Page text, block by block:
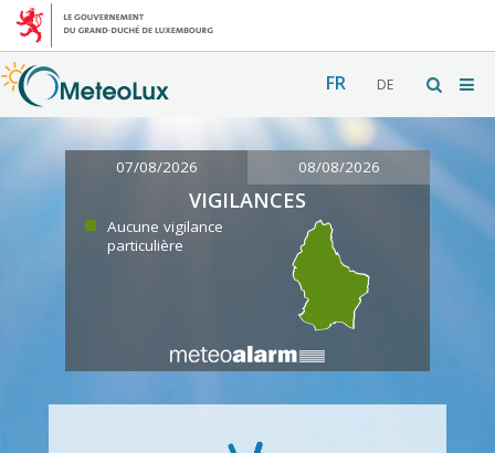
FR DE
07/08/2026 08/08/2026
VIGILANCES
Aucune vigilance
particulière